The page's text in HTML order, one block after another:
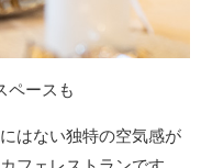
ペースも
はない独特の空気感が